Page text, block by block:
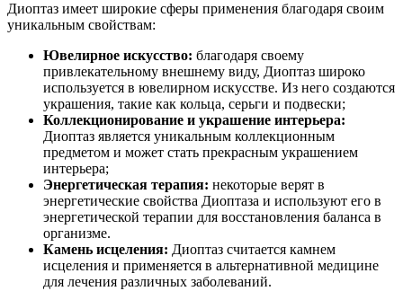
Диоптаз имеет широкие сферы применения благодаря своим
уникальным свойствам:
Ювелирное искусство: благодаря своему
привлекательному внешнему виду, Диоптаз широко
используется в ювелирном искусстве. Из него создаются
украшения, такие как кольца, серьги и подвески;
Коллекционирование и украшение интерьера:
Диоптаз является уникальным коллекционным
предметом и может стать прекрасным украшением
интерьера;
Энергетическая терапия: некоторые верят в
энергетические свойства Диоптаза и используют его в
энергетической терапии для восстановления баланса в
организме.
Камень исцеления: Диоптаз считается камнем
исцеления и применяется в альтернативной медицине
для лечения различных заболеваний.